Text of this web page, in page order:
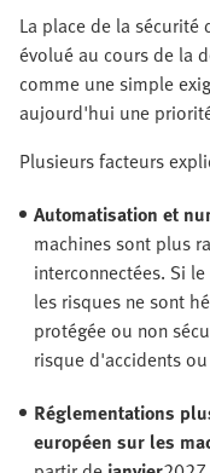
La place de la sécurité
évolué au cours de la
comme une simple
aujourd'hui une
Plusieurs facteurs
Automatisation et
machines sont plus
interconnectées. Si
les risques ne sont
protégée ou non
risque d'accidents
Réglementations
européen sur les